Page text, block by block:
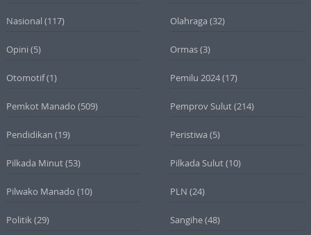
Nasional (117) Olahraga (32)
Opini (5) Ormas(3)
Otomotif(1) Pemilu 2024(17)
Pemkot Manado (509) Pemprov Sulut(214)
Pendidikan (19) Peristiwa (5)
Pilkada Minut(53) Pilkada Sulut(10)
Pilwako Manado (10) PLN (24)
Politik (29) Sangihe(48)